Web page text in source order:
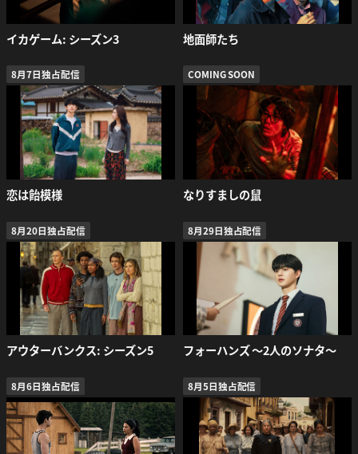
イカゲーム: シーズン3 地面師たち
8月7日独占配信
恋は飴模様
COMING SOON
なりすましの鼠
8月20日独占配信
アウターバンクス: シーズン5
8月29日独占配信
フォーハンズ 〜2人のソナタ〜
8月6日独占配信 8月5日独占配信